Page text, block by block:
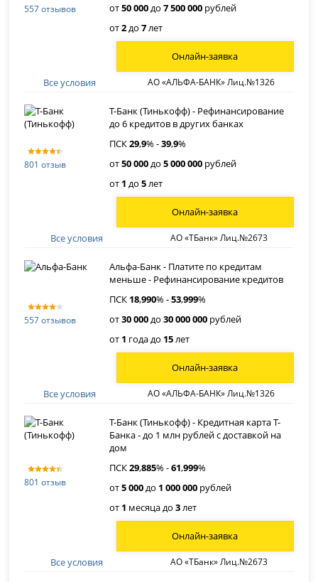
557 отзывов
от50 000до7 500 000 рублей
от2до7лет
Все условия АО «АЛЬФА-БАНК» Лиц.№1326
Онлайн-заявка
801 отзыв
Т-Банк (Тинькофф) - Рефинансирование
до 6 кредитов в других банках
ПСК29,9% -39,9%
от50 000до5 000 000 рублей
от 1 до5лет
Все условия АО «ТБанк» Лиц.№2673
Онлайн-заявка
557 отзывов
Альфа-Банк - Платите по кредитам
меньше - Рефинансирование кредитов
ПСК 18,990% -53,999%
от30 000до30 000 000 рублей
от 1 года до 15лет
Все условия АО «АЛЬФА-БАНК» Лиц.№1326
Онлайн-заявка
801 отзыв
Т-Банк (Тинькофф) - Кредитная карта Т-
Банка - до 1 млн рублей с доставкой на
дом
ПСК29,885% -61,999%
от5 000до 1 000 000 рублей
от 1 месяца до3лет
Все условия АО «ТБанк» Лиц.№2673
Онлайн-заявка